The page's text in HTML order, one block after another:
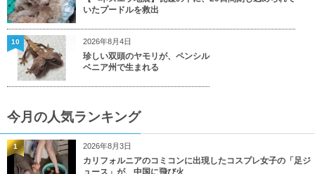
いたプードルを救出
2026年8月4日
珍しい双頭のヤモリが、ペンシル
ベニア州で生まれる
10
今月の人気ランキング
2026年8月3日
カリフォルニアのコミコンに出現したコスプレ女子の「足ジ
ュース」が、中国に飛び火
1